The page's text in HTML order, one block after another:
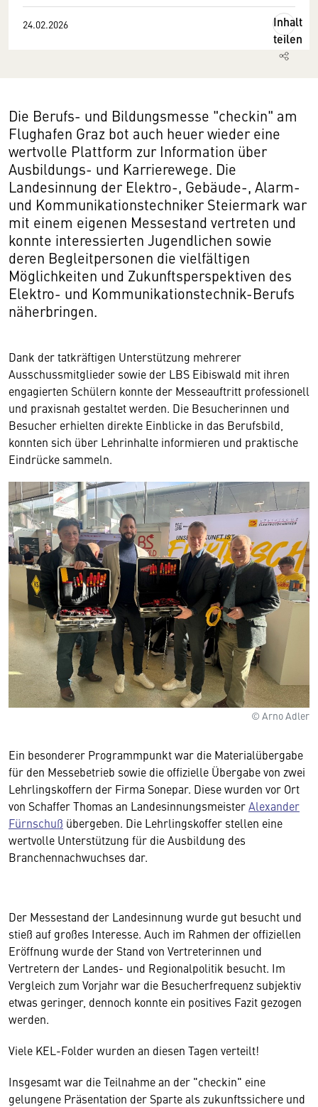
24.02.2026
Inhalt
teilen
Die Berufs- und Bildungsmesse "checkin" am
Flughafen Graz bot auch heuer wieder eine
wertvolle Plattform zur Information über
Ausbildungs- und Karrierewege. Die
Landesinnung der Elektro-, Gebäude-, Alarm-
und Kommunikationstechniker Steiermark war
mit einem eigenen Messestand vertreten und
konnte interessierten Jugendlichen sowie
deren Begleitpersonen die vielfältigen
Möglichkeiten und Zukunftsperspektiven des
Elektro- und Kommunikationstechnik-Berufs
näherbringen.
Dank der tatkräftigen Unterstützung mehrerer
Ausschussmitglieder sowie der LBS Eibiswald mit ihren
engagierten Schülern konnte der Messeauftritt professionell
und praxisnah gestaltet werden. Die Besucherinnen und
Besucher erhielten direkte Einblicke in das Berufsbild,
konnten sich über Lehrinhalte informieren und praktische
Eindrücke sammeln.
© Arno Adler
Ein besonderer Programmpunkt war die Materialübergabe
für den Messebetrieb sowie die offizielle Übergabe von zwei
Lehrlingskoffern der Firma Sonepar. Diese wurden vor Ort
von Schaffer Thomas an LandesinnungsmeisterAlexander
Fürnschuß übergeben. Die Lehrlingskoffer stellen eine
wertvolle Unterstützung für die Ausbildung des
Branchennachwuchses dar.
Der Messestand der Landesinnung wurde gut besucht und
stieß auf großes Interesse. Auch im Rahmen der offiziellen
Eröffnung wurde der Stand von Vertreterinnen und
Vertretern der Landes- und Regionalpolitik besucht. Im
Vergleich zum Vorjahr war die Besucherfrequenz subjektiv
etwas geringer, dennoch konnte ein positives Fazit gezogen
werden.
Viele KEL-Folder wurden an diesen Tagen verteilt!
Insgesamt war die Teilnahme an der "checkin" eine
gelungene Präsentation der Sparte als zukunftssichere und